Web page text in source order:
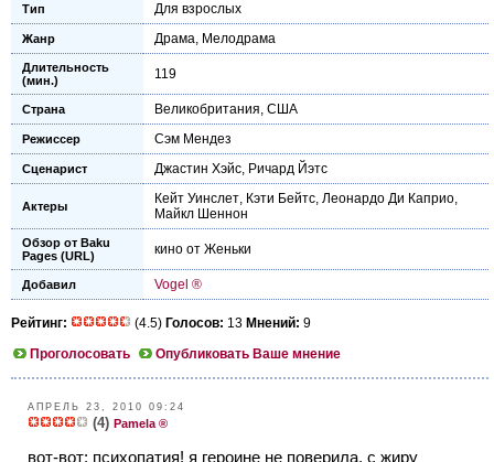
Тип Для взрослых
Жанр Драма, Мелодрама
Длительность
(мин.)
119
Страна Великобритания, США
Режиссер Сэм Мендез
Сценарист Джастин Хэйс, Ричард Йэтс
Актеры Кейт Уинслет, Кэти Бейтс, Леонардо Ди Каприо,
Майкл Шеннон
Обзор от Baku
Pages (URL)
кино от Женьки
Добавил Vogel ®
Рейтинг: (4.5) Голосов: 13 Мнений: 9
Проголосовать
Опубликовать Ваше мнение
АПРЕЛЬ 23, 2010 09:24
(4) Pamela ®
вот-вот: психопатия! я героине не поверила, с жиру